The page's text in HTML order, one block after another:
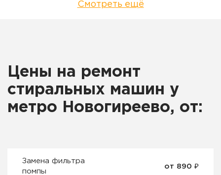
Смотреть ещё
Цены на ремонт
стиральных машин у
метро Новогиреево, от:
Замена фильтра
помпы
от 890 ₽